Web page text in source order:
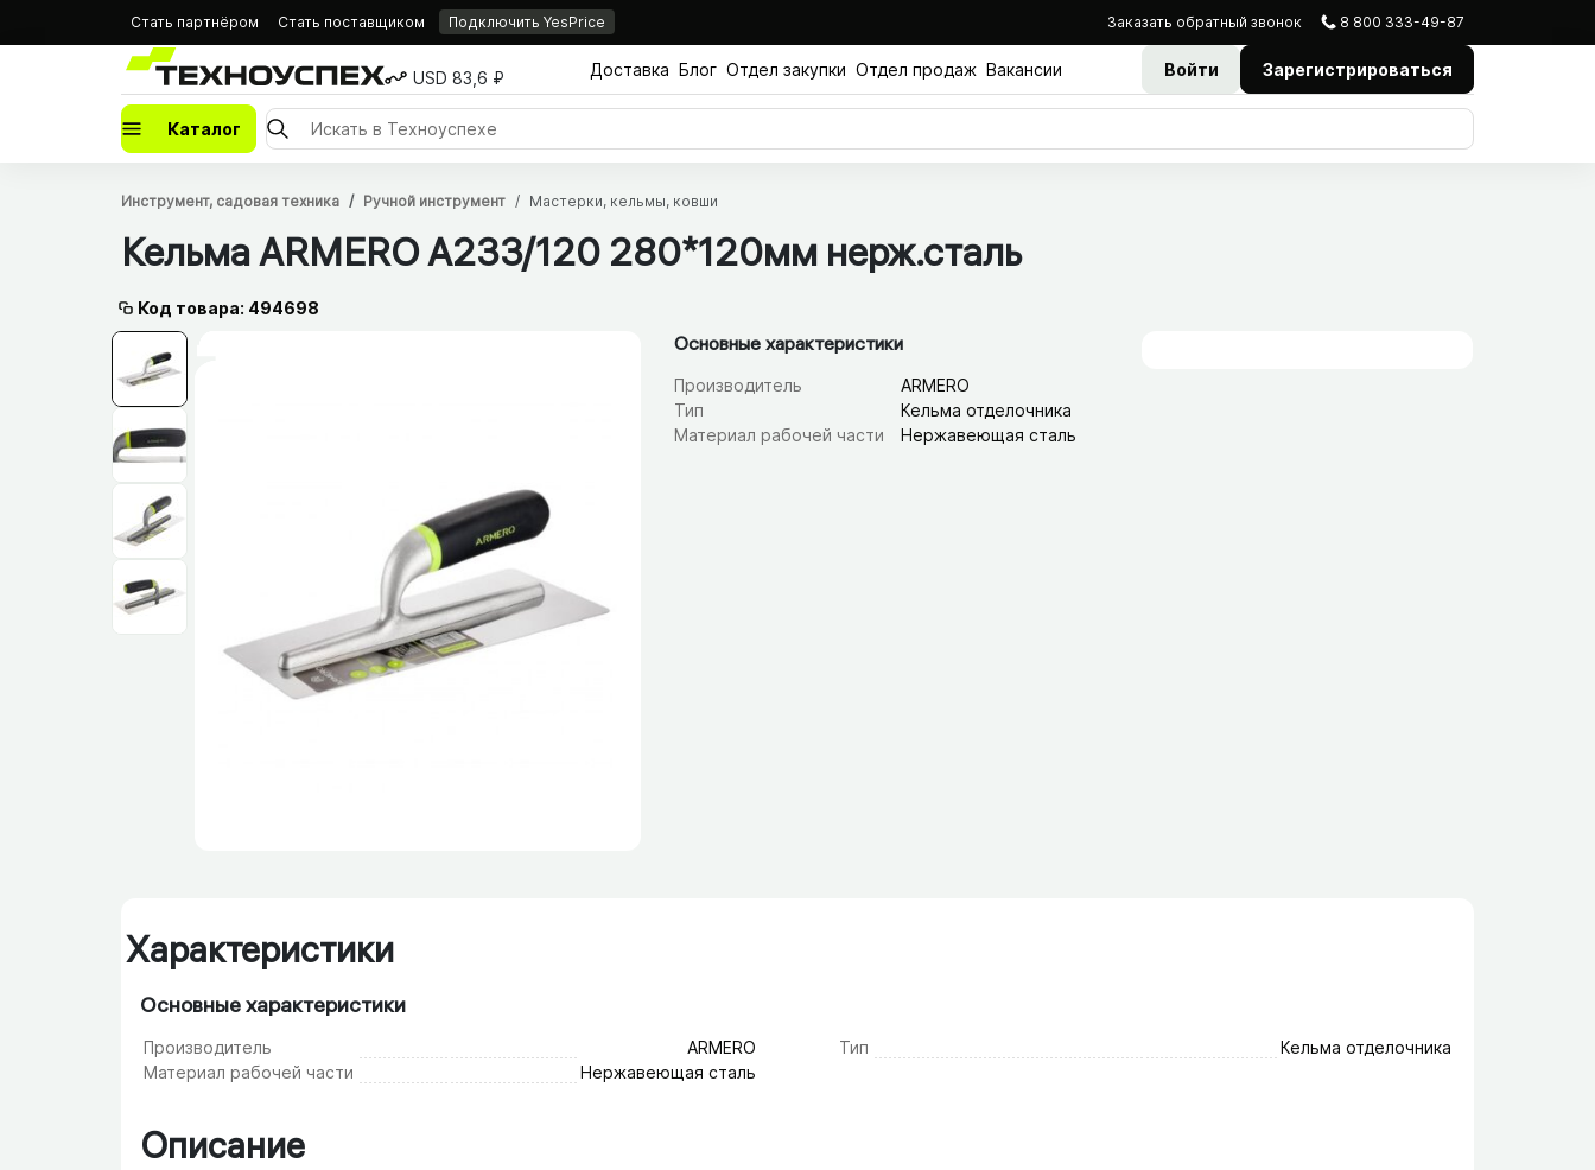
Стать партнёром Стать поставщиком Подключить YesPrice Заказать обратный звонок 8 800 333-49-87
USD 83,6 ₽ Доставка Блог Отдел закупки Отдел продаж Вакансии Войти Зарегистрироваться
Каталог
Инструмент, садовая техника Ручной инструмент Мастерки, кельмы, ковши
Кельма ARMERO A233/​120 280*120мм нерж.сталь
Код товара: 494698
Основные характеристики
Производитель
ARMERO
Тип
Кельма отделочника
Материал рабочей части
Нержавеющая сталь
Характеристики
Основные характеристики
Производитель ARMERO Тип
Кельма отделочника
Материал рабочей части
Нержавеющая сталь
Описание